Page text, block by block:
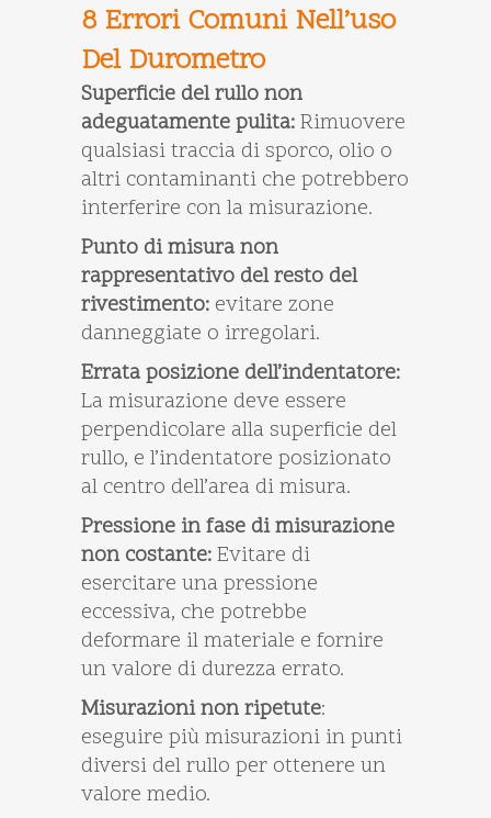
8 Errori Comuni Nell’uso
Del Durometro
Superficie del rullo non
adeguatamente pulita:Rimuovere
qualsiasi traccia di sporco, olio o
altri contaminanti che potrebbero
interferire con la misurazione.
Punto di misura non
rappresentativo del resto del
rivestimento: evitare zone
danneggiate o irregolari.
Errata posizione dell’indentatore:
La misurazione deve essere
perpendicolare alla superficie del
rullo, e l’indentatore posizionato
al centro dell’area di misura.
Pressione in fase di misurazione
non costante:Evitare di
esercitare una pressione
eccessiva, che potrebbe
deformare il materiale e fornire
un valore di durezza errato.
Misurazioni non ripetute:
eseguire più misurazioni in punti
diversi del rullo per ottenere un
valore medio.